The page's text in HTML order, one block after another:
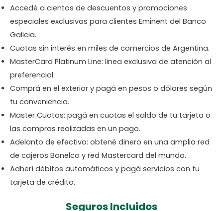
Accedé a cientos de descuentos y promociones
especiales exclusivas para clientes Eminent del Banco
Galicia.
Cuotas sin interés en miles de comercios de Argentina.
MasterCard Platinum Line: linea exclusiva de atención al
preferencial.
Comprá en el exterior y pagá en pesos o dólares según
tu conveniencia.
Master Cuotas: pagá en cuotas el saldo de tu tarjeta o
las compras realizadas en un pago.
Adelanto de efectivo: obtené dinero en una amplia red
de cajeros Banelco y red Mastercard del mundo.
Adherí débitos automáticos y pagá servicios con tu
tarjeta de crédito.
Seguros Incluidos